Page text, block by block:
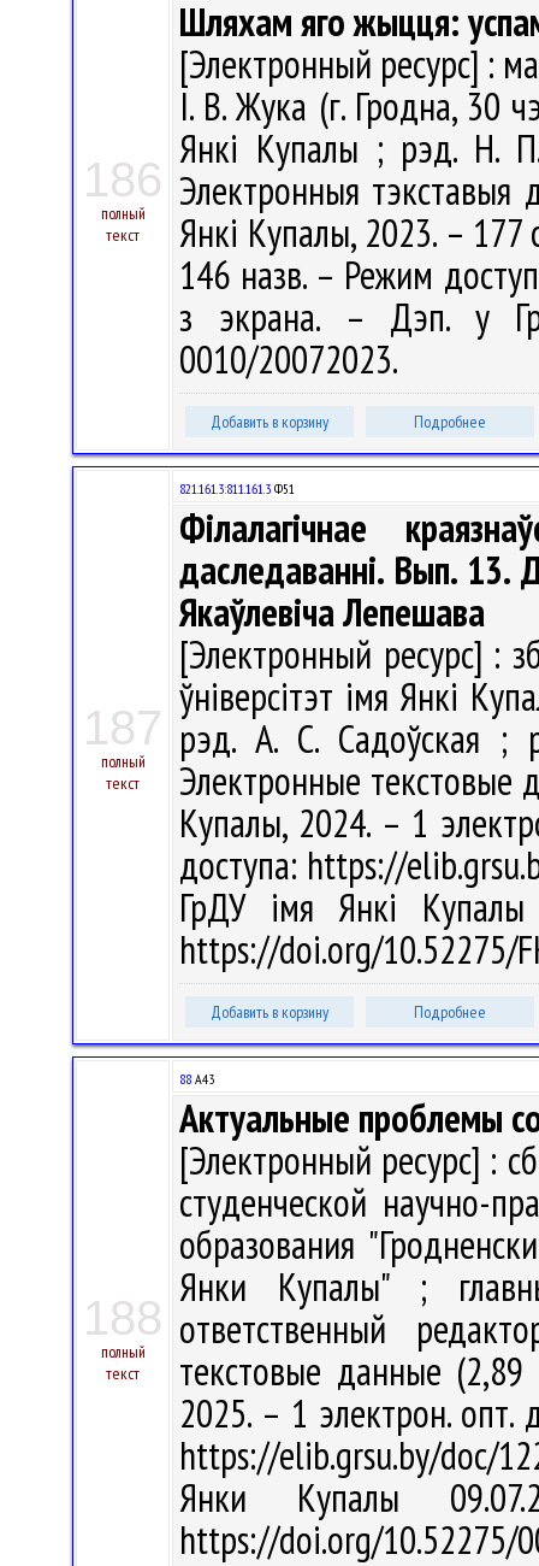
186
полный
текст
Шляхам яго жыцця:
[Электронный ресурс] :
І. В. Жука (г. Гродна, 30
Янкі Купалы ; рэд. Н.
Электронныя
Янкі Купалы, 2023. – 177
146 назв. – Режим
з экрана. – Дэп. у
0010/20072023.
Добавить в корзину Подробнее
187
полный
текст
821.161.3:811.161.3 Ф51
Філалагічнае
даследаванні. Вып. 13.
Якаўлевіча Лепешава
[Электронный ресурс] :
ўніверсітэт імя Янкі
рэд. А. С. Садоўская ;
Электронные текстовые
Купалы, 2024. – 1
доступа: https://
ГрДУ імя Янкі
https://doi.org/10.52275/
Добавить в корзину Подробнее
188
полный
текст
88 А43
Актуальные проблемы
[Электронный ресурс] :
студенческой научно-
образования
Янки Купалы" ;
ответственный
текстовые данные
2025. – 1 электрон. опт.
https://elib.grsu.by/doc/
Янки Купалы
https://doi.org/10.52275/